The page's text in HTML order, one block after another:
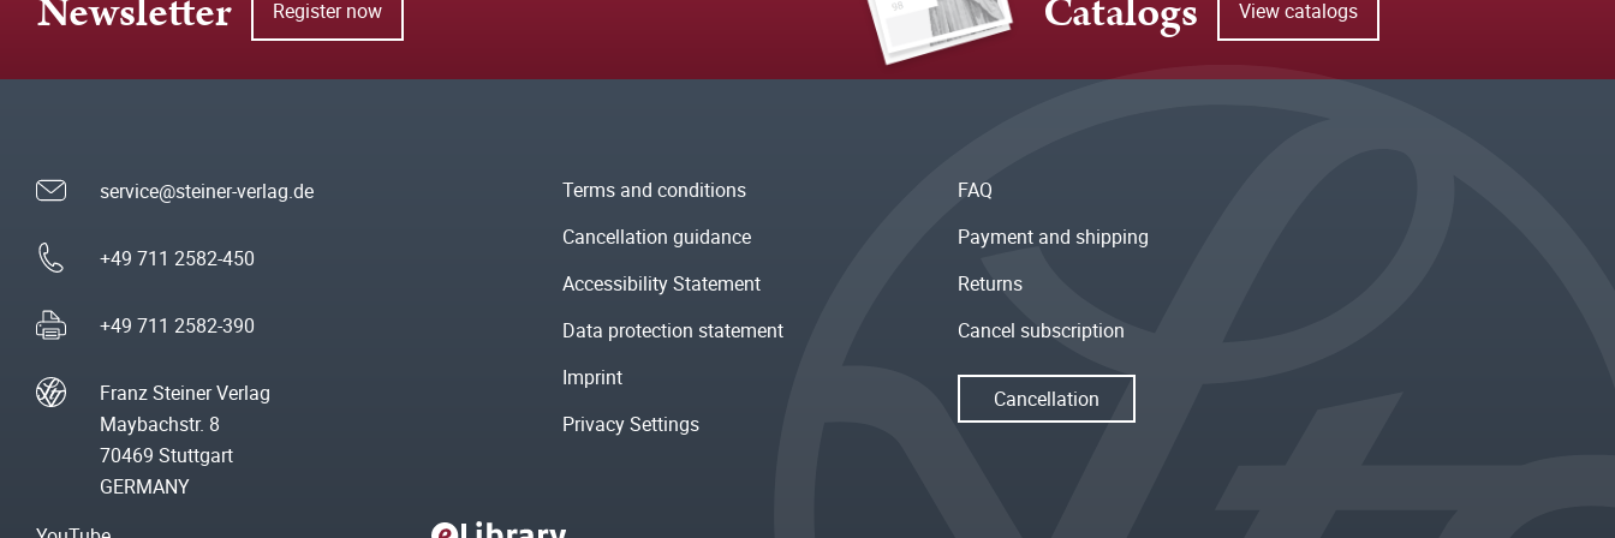
Newsletter Register now Catalogs View catalogs
service@steiner-verlag.de
+49 711 2582-450
+49 711 2582-390
Franz Steiner Verlag
Maybachstr. 8
70469 Stuttgart
GERMANY
Terms and conditions
Cancellation guidance
Accessibility Statement
Data protection statement
Imprint
Privacy Settings
FAQ
Payment and shipping
Returns
Cancel subscription
Cancellation